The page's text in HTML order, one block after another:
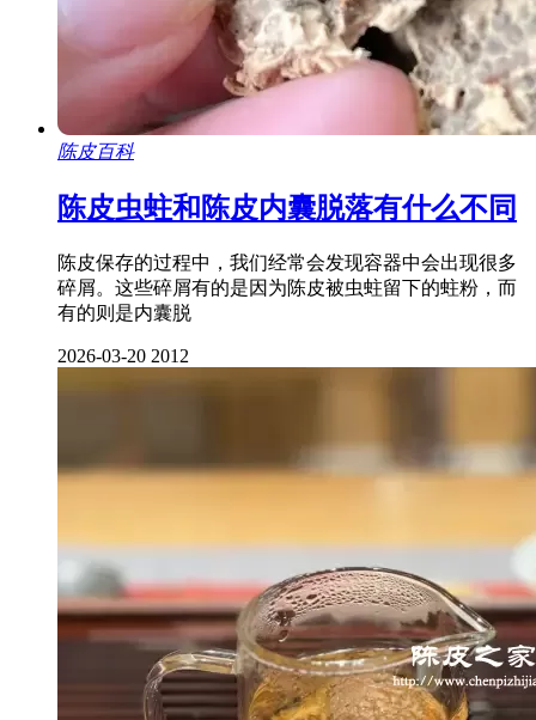
陈皮百科
陈皮虫蛀和陈皮内囊脱落有什么不同
陈皮保存的过程中，我们经常会发现容器中会出现很多
碎屑。这些碎屑有的是因为陈皮被虫蛀留下的蛀粉，而
有的则是内囊脱
2026-03-20 2012